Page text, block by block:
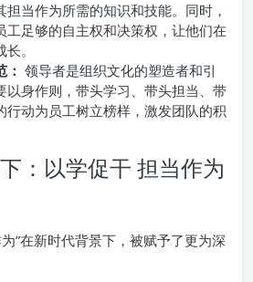
担当作为所需的知识和技能。同时，
工足够的自主权和决策权，让他们在
。
领导者是组织文化的塑造者和引
以身作则，带头学习、带头担当、带
行动为员工树立榜样，激发团队的积
：以学促干 担当作为
”在新时代背景下，被赋予了更为深